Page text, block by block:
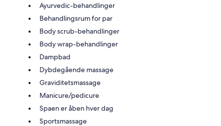
Ayurvedic-behandlinger
Behandlingsrum for par
Body scrub-behandlinger
Body wrap-behandlinger
Dampbad
Dybdegående massage
Graviditetsmassage
Manicure/pedicure
Spaen er åben hver dag
Sportsmassage